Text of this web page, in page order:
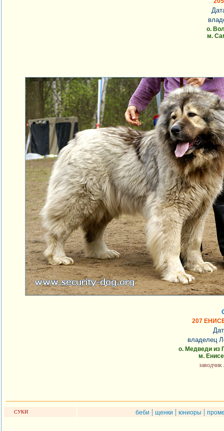
о.
м.
207
владелец
о. Медведи из
м.
СУКИ беби | щенки | юниоры |